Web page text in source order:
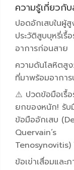
ความรู้เกี่ยวกั
ปอดอักเสบในผู้
ประวัติสูบบุหรี่เรื้
อาการก่อนสาย
ความดันโลหิตสู
ที่มาพร้อมอากา
⚠️ ปวดข้อมือเรื้อ
ยกของหนัก! รับ
ข้อมืออักเสบ
Quervain’s
Tenosynovitis)
ข้อเข่าเสื่อมและภ